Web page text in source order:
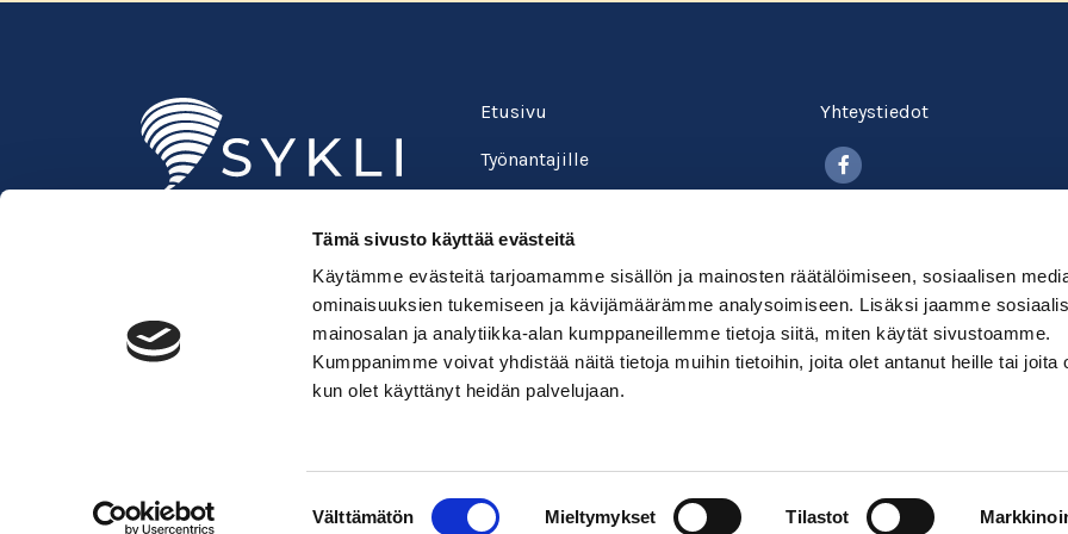
Tämä sivusto käyttää evästeitä
Käytämme evästeitä tarjoamamme sisällön ja mainosten räätälöimiseen, sosiaalisen
ominaisuuksien tukemiseen ja kävijämäärämme analysoimiseen. Lisäksi jaamme
mainosalan ja analytiikka-alan kumppaneillemme tietoja siitä, miten käytät sivustoamme.
Kumppanimme voivat yhdistää näitä tietoja muihin tietoihin, joita olet antanut heille tai joita
kun olet käyttänyt heidän palvelujaan.
Välttämätön Mieltymykset Tilastot
Suomen ympäristöopisto SYKLI
Esterinportti 1, 3. krs.
00240 Helsinki
050 529 6428
Etusivu
Työnantajille
Verkkokurssit
Kirjaudu
Yhteystiedot
Evästekäytäntö
Maksu- ja toimitusehdot